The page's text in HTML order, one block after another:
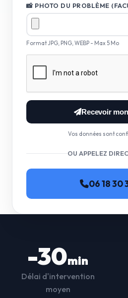
📸 PHOTO DU PROBLÈME
Format JPG, PNG, WEBP - Max 5 Mo
Recevoir
Vos données sont
OU APPELEZ
06 18 30
-30min
Délai d'intervention
moyen